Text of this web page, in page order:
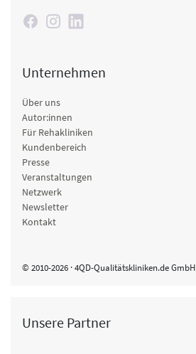
Unternehmen
Über uns
Autor:innen
Für Rehakliniken
Kundenbereich
Presse
Veranstaltungen
Netzwerk
Newsletter
Kontakt
© 2010-2026 · 4QD-Qualitätskliniken.de GmbH
Unsere Partner